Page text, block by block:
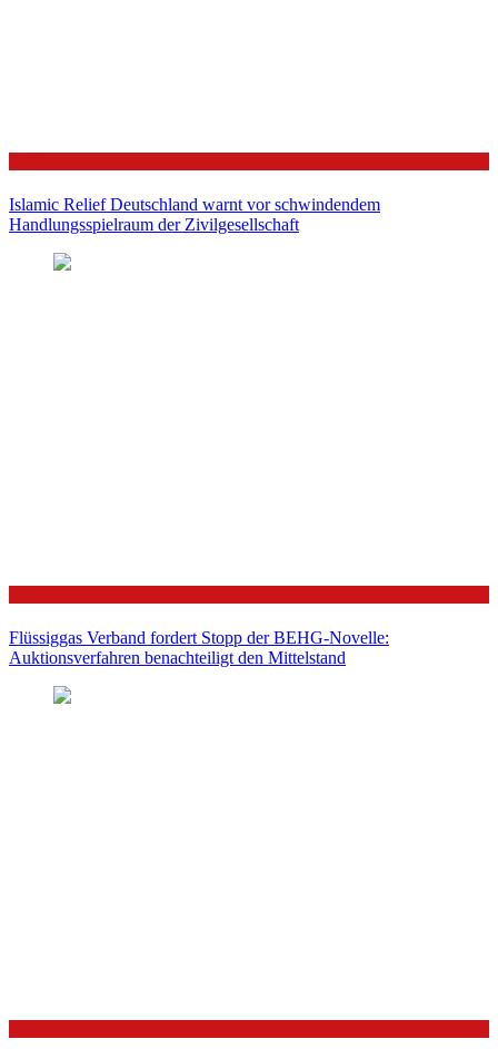
Islamic Relief Deutschland warnt vor schwindendem
Handlungsspielraum der Zivilgesellschaft
Flüssiggas Verband fordert Stopp der BEHG-Novelle:
Auktionsverfahren benachteiligt den Mittelstand